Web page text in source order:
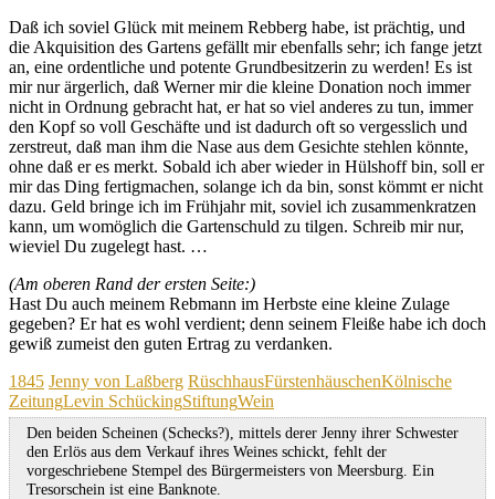
Daß ich soviel Glück mit meinem Rebberg habe, ist prächtig, und
die Akquisition des Gartens gefällt mir ebenfalls sehr; ich fange jetzt
an, eine ordentliche und potente Grundbesitzerin zu werden! Es ist
mir nur ärgerlich, daß Werner mir die kleine Donation noch immer
nicht in Ordnung gebracht hat, er hat so viel anderes zu tun, immer
den Kopf so voll Geschäfte und ist dadurch oft so vergesslich und
zerstreut, daß man ihm die Nase aus dem Gesichte stehlen könnte,
ohne daß er es merkt. Sobald ich aber wieder in Hülshoff bin, soll er
mir das Ding fertigmachen, solange ich da bin, sonst kömmt er nicht
dazu. Geld bringe ich im Frühjahr mit, soviel ich zusammenkratzen
kann, um womöglich die Gartenschuld zu tilgen. Schreib mir nur,
wieviel Du zugelegt hast. …
(Am oberen Rand der ersten Seite:)
Hast Du auch meinem Rebmann im Herbste eine kleine Zulage
gegeben? Er hat es wohl verdient; denn seinem Fleiße habe ich doch
gewiß zumeist den guten Ertrag zu verdanken.
Kategorien
1845 Jenny von Laßberg RüschhausSchagwörter
FürstenhäuschenKölnische
ZeitungLevin SchückingStiftungWein
Den beiden Scheinen (Schecks?), mittels derer Jenny ihrer Schwester
den Erlös aus dem Verkauf ihres Weines schickt, fehlt der
vorgeschriebene Stempel des Bürgermeisters von Meersburg. Ein
Tresorschein ist eine Banknote.